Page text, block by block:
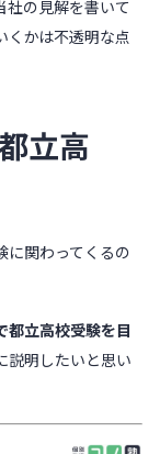
社の見解を書いて
くかは不透明な点
立高
に関わってくるの
都立高校受験を目
説明したいと思い